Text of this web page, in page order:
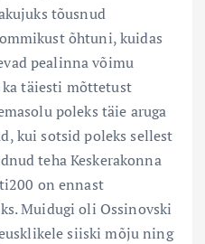
tõusnud
õhtuni, kuidas
pealinna võimu
ka täiesti mõttetust
poleks täie aruga
kui sotsid poleks sellest
teha Keskerakonna
on ennast
Muidugi oli Ossinovski
siiski mõju ning